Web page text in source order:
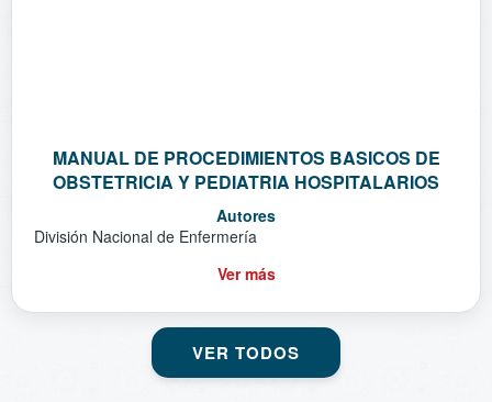
MANUAL DE PROCEDIMIENTOS BASICOS DE
OBSTETRICIA Y PEDIATRIA HOSPITALARIOS
Autores
División Nacional de Enfermería
Ver más
VER TODOS